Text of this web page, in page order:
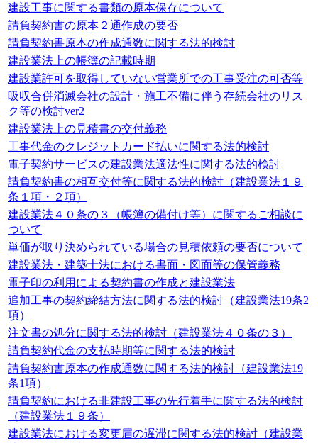
建設工事に関する書類の原本保存について
請負契約書の原本２通作成の要否
請負契約書原本の作成通数に関する法的検討
建設業法上の帳簿の記載時期
建設業許可を取得していない営業所での工事受注の可否等
吸収合併消滅会社の設計・施工不備に伴う存続会社のリス
ク等の検討ver2
建設業法上の見積書の交付義務
工事代金のクレジットカード払いに関する法的検討
電子契約サービスの建設業法適法性に関する法的検討
請負契約書の相互交付等に関する法的検討（建設業法１９
条１項・２項）
建設業法４０条の３（帳簿の備付け等）に関するご相談に
ついて
単価が取り決められている場合の見積依頼の要否について
建設業法・建築士法における書面・図面等の保管義務
電子印の利用による契約書の作成と建設業法
追加工事の契約締結方法に関する法的検討（建設業法19条2
項）
注文書の処分に関する法的検討（建設業法４０条の３）
請負契約代金の支払時期等に関する法的検討
請負契約書原本の作成通数に関する法的検討（建設業法19
条1項）
請負契約における非建設工事の先行着手に関する法的検討
（建設業法１９条）
建設業法における変更届の遅滞に関する法的検討（建設業